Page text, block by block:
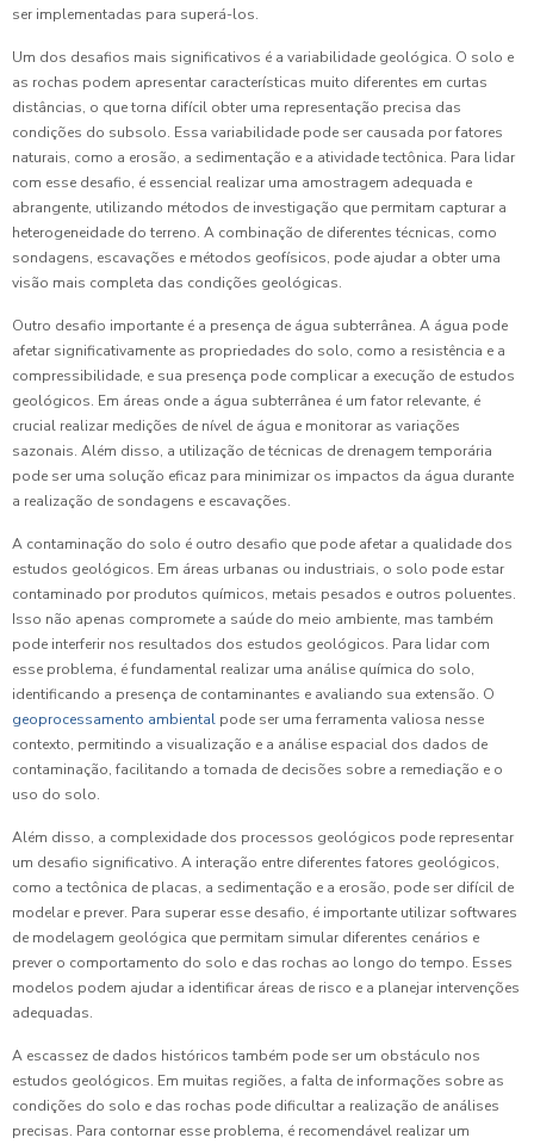
ser implementadas para superá-los.
Um dos desafios mais significativos é a variabilidade geológica. O solo e
as rochas podem apresentar características muito diferentes em curtas
distâncias, o que torna difícil obter uma representação precisa das
condições do subsolo. Essa variabilidade pode ser causada por fatores
naturais, como a erosão, a sedimentação e a atividade tectônica. Para lidar
com esse desafio, é essencial realizar uma amostragem adequada e
abrangente, utilizando métodos de investigação que permitam capturar a
heterogeneidade do terreno. A combinação de diferentes técnicas, como
sondagens, escavações e métodos geofísicos, pode ajudar a obter uma
visão mais completa das condições geológicas.
Outro desafio importante é a presença de água subterrânea. A água pode
afetar significativamente as propriedades do solo, como a resistência e a
compressibilidade, e sua presença pode complicar a execução de estudos
geológicos. Em áreas onde a água subterrânea é um fator relevante, é
crucial realizar medições de nível de água e monitorar as variações
sazonais. Além disso, a utilização de técnicas de drenagem temporária
pode ser uma solução eficaz para minimizar os impactos da água durante
a realização de sondagens e escavações.
A contaminação do solo é outro desafio que pode afetar a qualidade dos
estudos geológicos. Em áreas urbanas ou industriais, o solo pode estar
contaminado por produtos químicos, metais pesados e outros poluentes.
Isso não apenas compromete a saúde do meio ambiente, mas também
pode interferir nos resultados dos estudos geológicos. Para lidar com
esse problema, é fundamental realizar uma análise química do solo,
identificando a presença de contaminantes e avaliando sua extensão. O
geoprocessamento ambiental pode ser uma ferramenta valiosa nesse
contexto, permitindo a visualização e a análise espacial dos dados de
contaminação, facilitando a tomada de decisões sobre a remediação e o
uso do solo.
Além disso, a complexidade dos processos geológicos pode representar
um desafio significativo. A interação entre diferentes fatores geológicos,
como a tectônica de placas, a sedimentação e a erosão, pode ser difícil de
modelar e prever. Para superar esse desafio, é importante utilizar softwares
de modelagem geológica que permitam simular diferentes cenários e
prever o comportamento do solo e das rochas ao longo do tempo. Esses
modelos podem ajudar a identificar áreas de risco e a planejar intervenções
adequadas.
A escassez de dados históricos também pode ser um obstáculo nos
estudos geológicos. Em muitas regiões, a falta de informações sobre as
condições do solo e das rochas pode dificultar a realização de análises
precisas. Para contornar esse problema, é recomendável realizar um